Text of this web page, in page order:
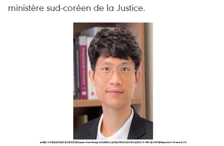
ministère sud-coréen de la Justice.